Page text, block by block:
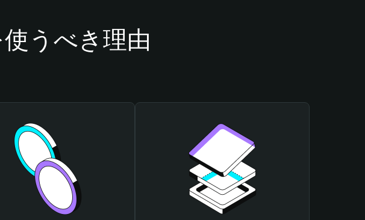
うべき理由